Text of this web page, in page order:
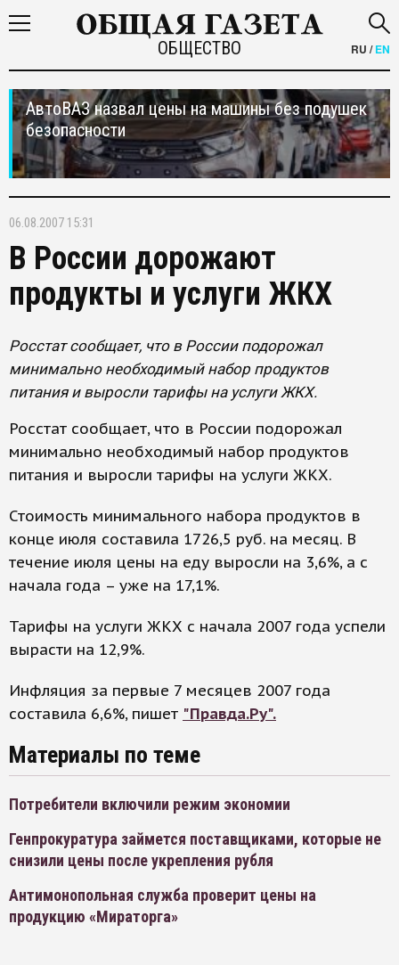
ОБЩЕСТВО RU /EN
АвтоВАЗ назвал цены на машины без подушек
безопасности
06.08.2007 15:31
В России дорожают
продукты и услуги ЖКХ
Росстат сообщает, что в России подорожал
минимально необходимый набор продуктов
питания и выросли тарифы на услуги ЖКХ.
Росстат сообщает, что в России подорожал
минимально необходимый набор продуктов
питания и выросли тарифы на услуги ЖКХ.
Стоимость минимального набора продуктов в
конце июля составила 1726,5 руб. на месяц. В
течение июля цены на еду выросли на 3,6%, а с
начала года – уже на 17,1%.
Тарифы на услуги ЖКХ с начала 2007 года успели
вырасти на 12,9%.
Инфляция за первые 7 месяцев 2007 года
составила 6,6%, пишет "Правда.Ру".
Материалы по теме
Потребители включили режим экономии
Генпрокуратура займется поставщиками, которые не
снизили цены после укрепления рубля
Антимонопольная служба проверит цены на
продукцию «Мираторга»